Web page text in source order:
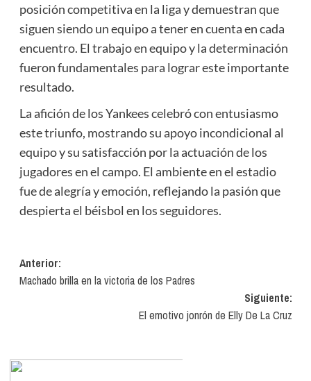
posición competitiva en la liga y demuestran que
siguen siendo un equipo a tener en cuenta en cada
encuentro. El trabajo en equipo y la determinación
fueron fundamentales para lograr este importante
resultado.
La afición de los Yankees celebró con entusiasmo
este triunfo, mostrando su apoyo incondicional al
equipo y su satisfacción por la actuación de los
jugadores en el campo. El ambiente en el estadio
fue de alegría y emoción, reflejando la pasión que
despierta el béisbol en los seguidores.
Navegación
de
Anterior:
Machado brilla en la victoria de los Padres
Siguiente:
El emotivo jonrón de Elly De La Cruz